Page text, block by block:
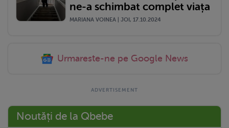
ne-a schimbat complet viața
MARIANA VOINEA | JOI, 17.10.2024
Urmareste-ne pe Google News
Noutăți de la Qbebe